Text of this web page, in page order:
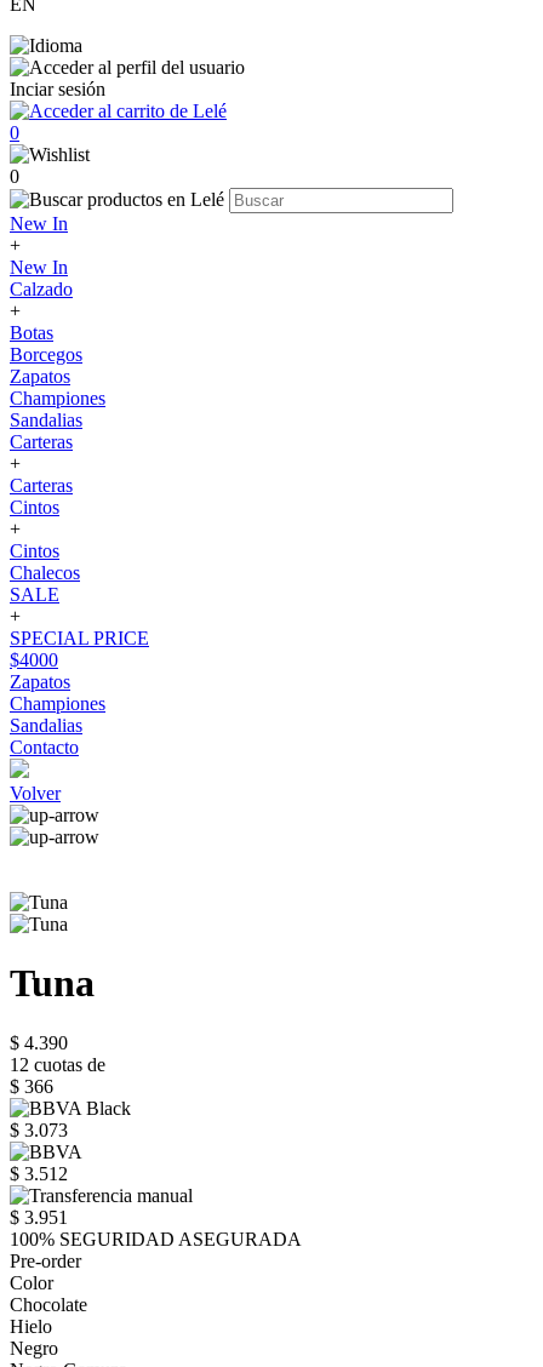
EN
Inciar sesión
0
0
New In
+
New In
Calzado
+
Botas
Borcegos
Zapatos
Championes
Sandalias
Carteras
+
Carteras
Cintos
+
Cintos
Chalecos
SALE
+
SPECIAL PRICE
$4000
Zapatos
Championes
Sandalias
Contacto
Volver
Tuna
$ 4.390
12 cuotas de
$ 366
$ 3.073
$ 3.512
$ 3.951
100% SEGURIDAD ASEGURADA
Pre-order
Color
Chocolate
Hielo
Negro